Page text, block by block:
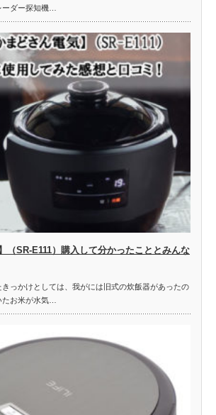
ダー探知機…
（SR-E111）購入して分かったこととみんな
きっかけとしては、我がには旧式の炊飯器があったの
お米が水気…